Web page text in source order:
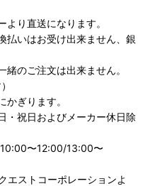
り直送になります。
いはお受け出来ません、銀
のご注文は出来ません。
ぎります。
祝日およびメーカー休日除
〜12:00/13:00〜
エストコーポレーションよ